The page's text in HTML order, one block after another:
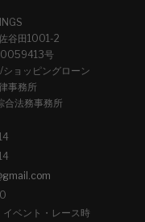
谷田1001-2
号
ョッピングローン
事務所
合法務事務所
ベント・レース時